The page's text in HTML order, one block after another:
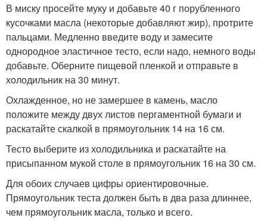
В миску просейте муку и добавьте 40 г порубленного
кусочками масла (некоторые добавляют жир), протрите
пальцами. Медленно введите воду и замесите
однородное эластичное тесто, если надо, немного воды
добавьте. Оберните пищевой пленкой и отправьте в
холодильник на 30 минут.
Охлажденное, но не замершее в камень, масло
положите между двух листов пергаментной бумаги и
раскатайте скалкой в прямоугольник 14 на 16 см.
Тесто выберите из холодильника и раскатайте на
присыпанном мукой столе в прямоугольник 16 на 30 см.
Для обоих случаев цифры ориентировочные.
Прямоугольник теста должен быть в два раза длиннее,
чем прямоугольник масла, только и всего.